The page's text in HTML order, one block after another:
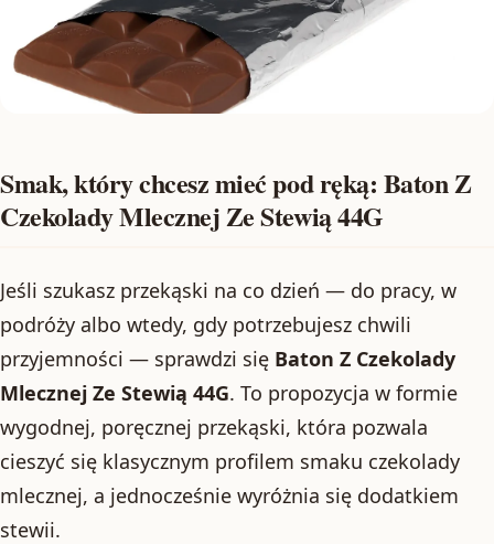
Smak, który chcesz mieć pod ręką: Baton Z
Czekolady Mlecznej Ze Stewią 44G
Jeśli szukasz przekąski na co dzień — do pracy, w
podróży albo wtedy, gdy potrzebujesz chwili
przyjemności — sprawdzi się Baton Z Czekolady
Mlecznej Ze Stewią 44G. To propozycja w formie
wygodnej, poręcznej przekąski, która pozwala
cieszyć się klasycznym profilem smaku czekolady
mlecznej, a jednocześnie wyróżnia się dodatkiem
stewii.